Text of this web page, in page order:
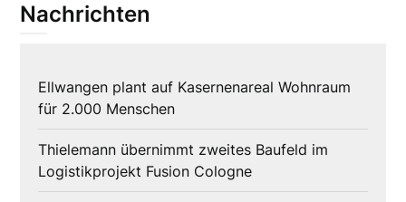
Nachrichten
Ellwangen plant auf Kasernenareal Wohnraum
für 2.000 Menschen
Thielemann übernimmt zweites Baufeld im
Logistikprojekt Fusion Cologne